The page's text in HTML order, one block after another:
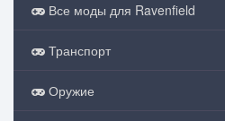
Все моды для Ravenfield
Транспорт
Оружие